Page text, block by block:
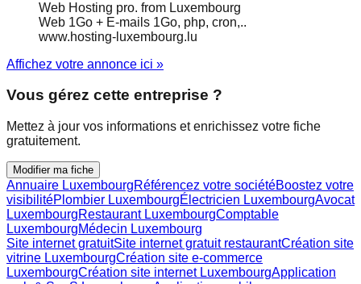
Web Hosting pro. from Luxembourg
Web 1Go + E-mails 1Go, php, cron,..
www.hosting-luxembourg.lu
Affichez votre annonce ici »
Vous gérez cette entreprise ?
Mettez à jour vos informations et enrichissez votre fiche
gratuitement.
Modifier ma fiche
Annuaire LuxembourgRéférencez votre sociétéBoostez votre
visibilitéPlombier LuxembourgÉlectricien LuxembourgAvocat
LuxembourgRestaurant LuxembourgComptable
LuxembourgMédecin Luxembourg
Site internet gratuitSite internet gratuit restaurantCréation site
vitrine LuxembourgCréation site e-commerce
LuxembourgCréation site internet LuxembourgApplication